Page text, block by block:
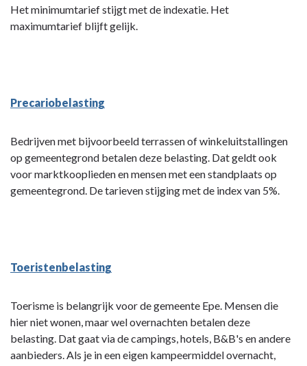
Het minimumtarief stijgt met de indexatie. Het
maximumtarief blijft gelijk.
Precariobelasting
Bedrijven met bijvoorbeeld terrassen of winkeluitstallingen
op gemeentegrond betalen deze belasting. Dat geldt ook
voor marktkooplieden en mensen met een standplaats op
gemeentegrond. De tarieven stijging met de index van 5%.
Toeristenbelasting
Toerisme is belangrijk voor de gemeente Epe. Mensen die
hier niet wonen, maar wel overnachten betalen deze
belasting. Dat gaat via de campings, hotels, B&B's en andere
aanbieders. Als je in een eigen kampeermiddel overnacht,